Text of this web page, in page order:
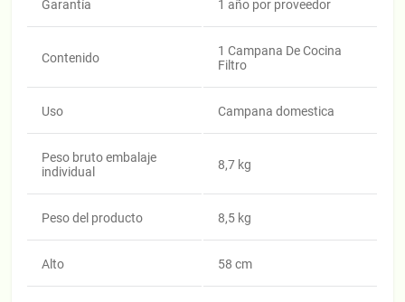
Garantía 1 año por proveedor
Contenido
1 Campana De Cocina
Filtro
Uso Campana domestica
Peso bruto embalaje
individual
8,7 kg
Peso del producto 8,5 kg
Alto 58 cm